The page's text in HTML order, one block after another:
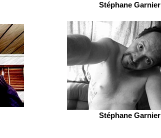
Stéphane Garnier
Stéphane Garnier